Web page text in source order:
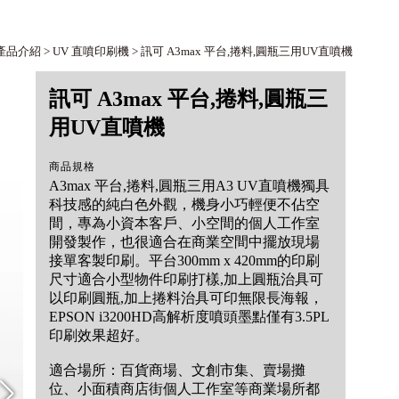
品介紹 > UV 直噴印刷機 > 訊可 A3max 平台,捲料,圓瓶三用UV直噴機
訊可 A3max 平台,捲料,圓瓶三
用UV直噴機
商品規格
A3max 平台,捲料,圓瓶三用A3 UV直噴機獨具
科技感的純白色外觀，機身小巧輕便不佔空
間，專為小資本客戶、小空間的個人工作室
開發製作，也很適合在商業空間中擺放現場
接單客製印刷。平台300mm x 420mm的印刷
尺寸適合小型物件印刷打樣,加上圓瓶治具可
以印刷圓瓶,加上捲料治具可印無限長海報，
EPSON i3200HD高解析度噴頭墨點僅有3.5PL
印刷效果超好。
適合場所：百貨商場、文創市集、賣場攤
位、小面積商店街個人工作室等商業場所都